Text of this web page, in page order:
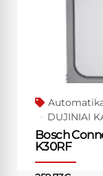
DUJINIAI
Bosch
K30RF